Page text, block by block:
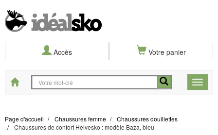
Accès Votre panier
Toggle
Start
Page d'accueil Chaussures femme
Chaussures douillettes
Chaussures de confort Helvesko : modèle Baza, bleu